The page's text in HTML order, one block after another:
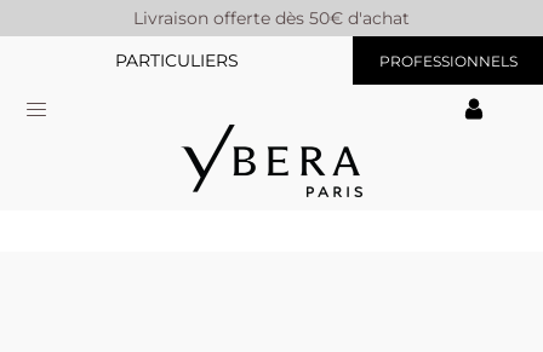
Livraison offerte dès 50€ d'achat
PARTICULIERS
PROFESSIONNELS